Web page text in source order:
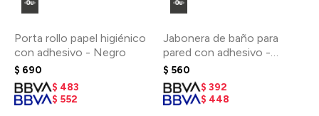
Porta rollo papel higiénico
con adhesivo - Negro
$ 690
$ 483
$ 552
Jabonera de baño para
pared con adhesivo -
Blanco
$ 560
$ 392
$ 448